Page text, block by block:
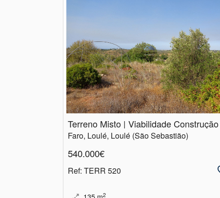
Faro, Loulé, Loulé (São Sebastião)
540.000€
Ref: TERR 520
2